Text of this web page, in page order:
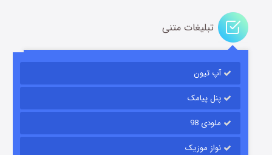
باب اسفنجی فصل ۱۷
قسمت۶ (زیرنویس) منتشر شد
تبلیغات متنی
آپ تیون
پنل پیامک
ملودی 98
نواز موزیک